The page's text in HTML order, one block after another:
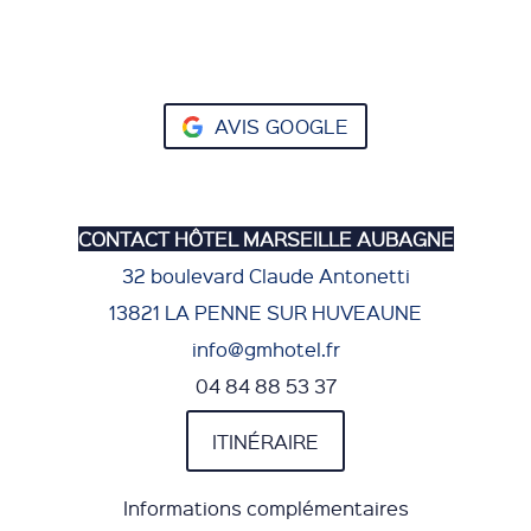
AVIS GOOGLE
CONTACT HÔTEL MARSEILLE AUBAGNE
32 boulevard Claude Antonetti
13821 LA PENNE SUR HUVEAUNE
info@gmhotel.fr
04 84 88 53 37
ITINÉRAIRE
Informations complémentaires